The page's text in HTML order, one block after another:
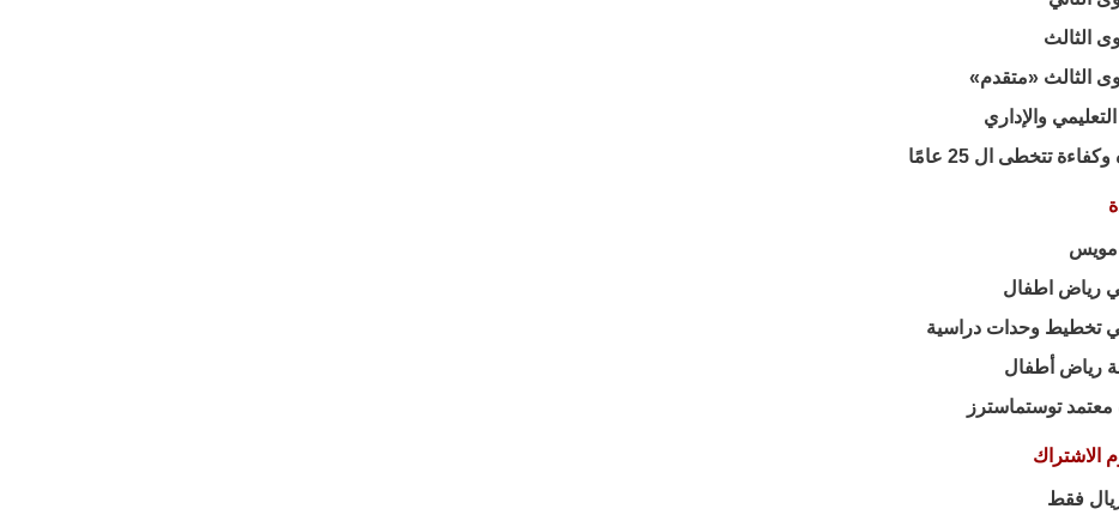
الثالث
الثالث «متقدم»
والإداري
تتخطى ال 25 عامًا
مويس
رياض اطفال
تخطيط وحدات دراسية
رياض أطفال
توستماسترز
الاشتراك